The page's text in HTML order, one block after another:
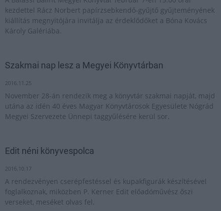
kezdettel Rácz Norbert papírzsebkendő-gyűjtő gyűjteményének
kiállítás megnyitójára invitálja az érdeklődőket a Bóna Kovács
Károly Galériába.
Szakmai nap lesz a Megyei Könyvtárban
2016.11.25
November 28-án rendezik meg a könyvtár szakmai napját, majd
utána az idén 40 éves Magyar Könyvtárosok Egyesülete Nógrád
Megyei Szervezete Ünnepi taggyűlésére kerül sor.
Edit néni könyvespolca
2016.10.17
A rendezvényen cserépfestéssel és kupakfigurák készítésével
foglalkoznak, miközben P. Kerner Edit előadóművész őszi
verseket, meséket olvas fel.